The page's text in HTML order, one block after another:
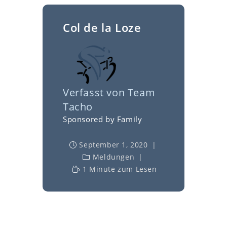
Col de la Loze
Verfasst von Team
Tacho
Sponsored by Family
September 1, 2020
Meldungen
1 Minute zum Lesen